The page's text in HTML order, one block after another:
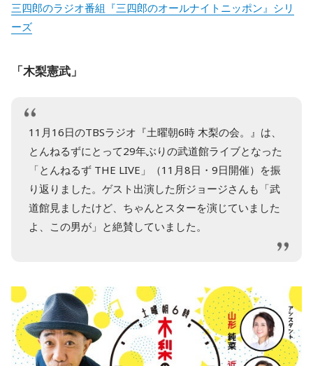
三四郎のラジオ番組『三四郎のオールナイトニッポン』シリ
ーズ
「木梨憲武」
11月16日のTBSラジオ『土曜朝6時 木梨の会。』は、
とんねるずにとって29年ぶりの武道館ライブとなった
「とんねるず THE LIVE」（11月8日・9日開催）を振
り返りました。ゲスト出演した所ジョージさんも「武
道館見ましたけど、ちゃんとスターを演じていました
よ、この男が」と絶賛していました。